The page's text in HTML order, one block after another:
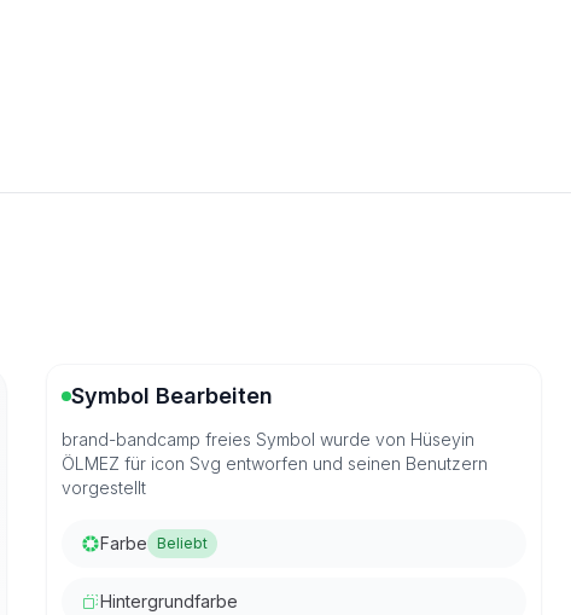
Symbol Bearbeiten
brand-bandcamp freies Symbol wurde von Hüseyin
ÖLMEZ für icon Svg entworfen und seinen Benutzern
vorgestellt
Farbe Beliebt
Hintergrundfarbe